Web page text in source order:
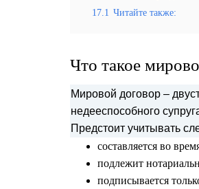
17.1 Читайте также:
Что такое
Мировой договор –
недееспособного
Предстоит учитывать
составляется во
подлежит
подписывается